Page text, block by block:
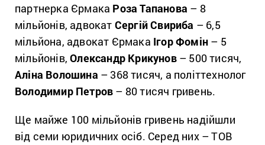
партнерка Єрмака Роза Тапанова – 8
мільйонів, адвокат Сергій Свириба – 6,5
мільйона, адвокат Єрмака Ігор Фомін – 5
мільйонів,Олександр Крикунов– 500 тисяч,
Аліна Волошина – 368 тисяч, а політтехнолог
Володимир Петров – 80 тисяч гривень.
Ще майже 100 мільйонів гривень надійшли
від семи юридичних осіб. Серед них – ТОВ